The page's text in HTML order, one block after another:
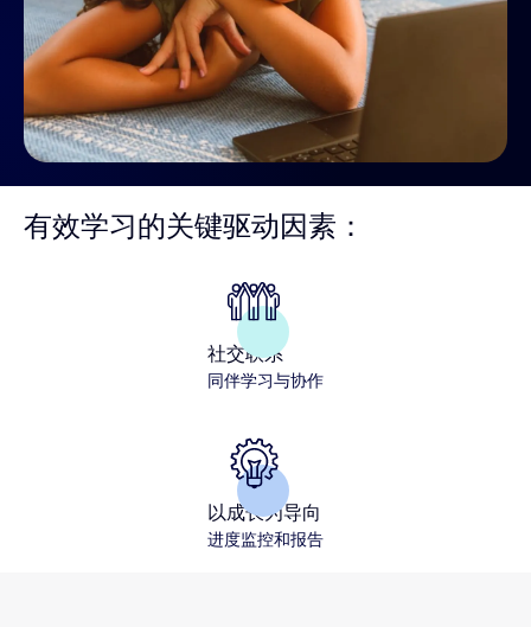
有效学习的关键驱动因素：
社交联系
同伴学习与协作
以成长为导向
进度监控和报告